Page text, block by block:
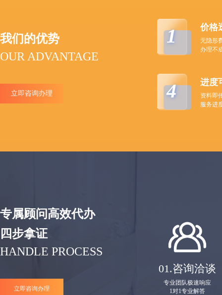
我们的优势
OUR ADVANTAGE
立即咨询办理
1 价格
无隐形
办理不
4 进度
资料即
服务进
专属顾问高效代办
四步拿证
HANDLE PROCESS
立即咨询办理
01.咨询洽谈
专业团队极速响应
1对1专业解答